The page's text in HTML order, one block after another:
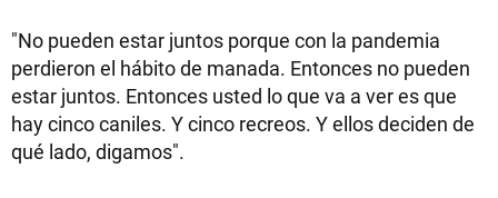
"No pueden estar juntos porque con la pandemia
perdieron el hábito de manada. Entonces no pueden
estar juntos. Entonces usted lo que va a ver es que
hay cinco caniles. Y cinco recreos. Y ellos deciden de
qué lado, digamos".